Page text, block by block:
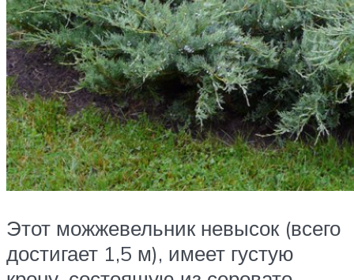
Этот можжевельник невысок (всего
достигает 1,5 м), имеет густую